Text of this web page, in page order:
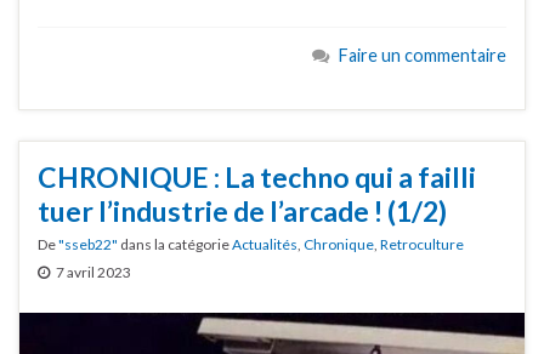
Faire un commentaire
CHRONIQUE : La techno qui a failli
tuer l’industrie de l’arcade ! (1/2)
De"sseb22" dans la catégorieActualités, Chronique, Retroculture
7 avril 2023